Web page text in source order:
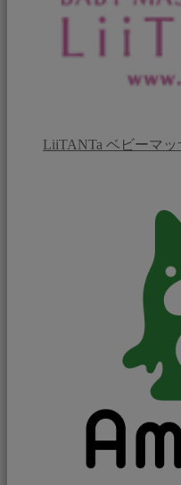
LiiTANTa ベビーマッ